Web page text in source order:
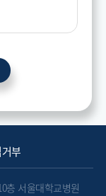
부
층 서울대학교병원